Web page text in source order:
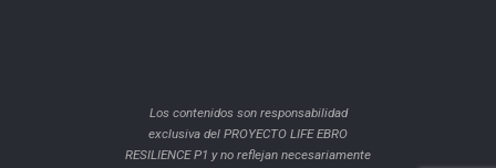
Los contenidos son responsabilidad
exclusiva del PROYECTO LIFE EBRO
RESILIENCE P1 y no reflejan necesariamente